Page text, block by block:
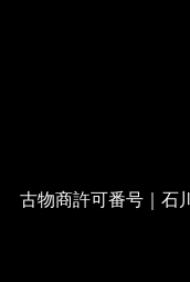
古物商許可番号｜石